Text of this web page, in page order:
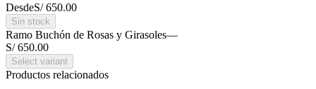
DesdeS/ 650.00
Sin stock
Ramo Buchón de Rosas y Girasoles—
S/ 650.00
Select variant
Productos relacionados